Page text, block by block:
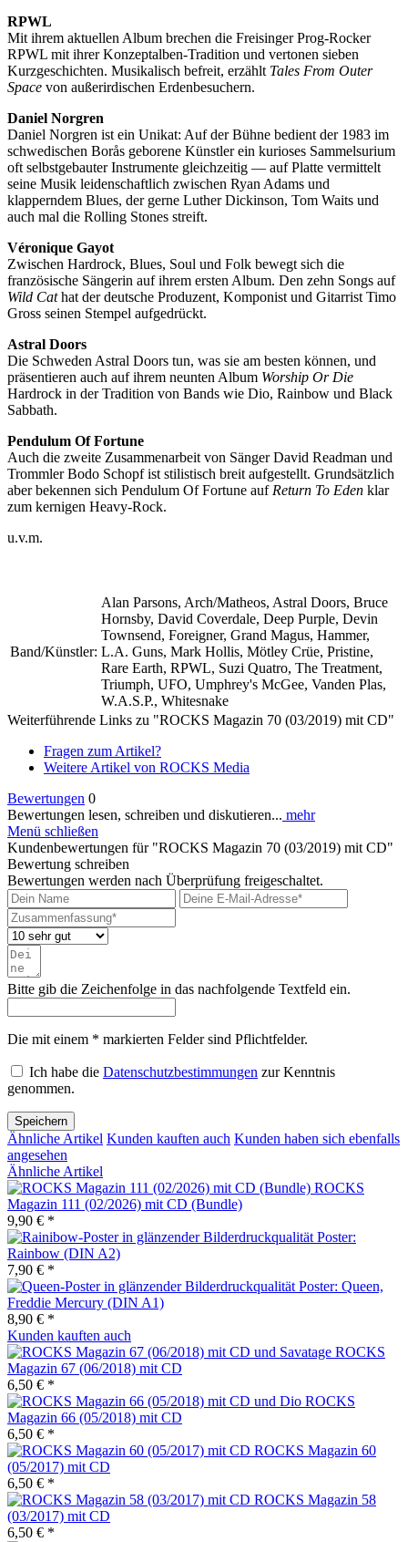
RPWL
Mit ihrem aktuellen Album brechen die Freisinger Prog-Rocker
RPWL mit ihrer Konzeptalben-Tradition und vertonen sieben
Kurzgeschichten. Musikalisch befreit, erzählt Tales From Outer
Space von außerirdischen Erdenbesuchern.
Daniel Norgren
Daniel Norgren ist ein Unikat: Auf der Bühne bedient der 1983 im
schwedischen Borås geborene Künstler ein kurioses Sammelsurium
oft selbstgebauter Instrumente gleichzeitig — auf Platte vermittelt
seine Musik leidenschaftlich zwischen Ryan Adams und
klapperndem Blues, der gerne Luther Dickinson, Tom Waits und
auch mal die Rolling Stones streift.
Véronique Gayot
Zwischen Hardrock, Blues, Soul und Folk bewegt sich die
französische Sängerin auf ihrem ersten Album. Den zehn Songs auf
Wild Cathat der deutsche Produzent, Komponist und Gitarrist Timo
Gross seinen Stempel aufgedrückt.
Astral Doors
Die Schweden Astral Doors tun, was sie am besten können, und
präsentieren auch auf ihrem neunten Album Worship Or Die
Hardrock in der Tradition von Bands wie Dio, Rainbow und Black
Sabbath.
Pendulum Of Fortune
Auch die zweite Zusammenarbeit von Sänger David Readman und
Trommler Bodo Schopf ist stilistisch breit aufgestellt. Grundsätzlich
aber bekennen sich Pendulum Of Fortune auf Return To Eden klar
zum kernigen Heavy-Rock.
u.v.m.
Band/Künstler:
Alan Parsons, Arch/Matheos, Astral Doors, Bruce
Hornsby, David Coverdale, Deep Purple, Devin
Townsend, Foreigner, Grand Magus, Hammer,
L.A. Guns, Mark Hollis, Mötley Crüe, Pristine,
Rare Earth, RPWL, Suzi Quatro, The Treatment,
Triumph, UFO, Umphrey's McGee, Vanden Plas,
W.A.S.P., Whitesnake
Weiterführende Links zu "ROCKS Magazin 70 (03/2019) mit CD"
Fragen zum Artikel?
Weitere Artikel von ROCKS Media
Bewertungen 0
Bewertungen lesen, schreiben und diskutieren... mehr
Menü schließen
Kundenbewertungen für "ROCKS Magazin 70 (03/2019) mit CD"
Bewertung schreiben
Bewertungen werden nach Überprüfung freigeschaltet.
Bitte gib die Zeichenfolge in das nachfolgende Textfeld ein.
Die mit einem * markierten Felder sind Pflichtfelder.
Ich habe die Datenschutzbestimmungen zur Kenntnis
genommen.
Speichern
Ähnliche Artikel Kunden kauften auch Kunden haben sich ebenfalls
angesehen
Ähnliche Artikel
ROCKS
Magazin 111 (02/2026) mit CD (Bundle)
9,90 € *
Poster:
Rainbow (DIN A2)
7,90 € *
Poster: Queen,
Freddie Mercury (DIN A1)
8,90 € *
Kunden kauften auch
ROCKS
Magazin 67 (06/2018) mit CD
6,50 € *
ROCKS
Magazin 66 (05/2018) mit CD
6,50 € *
ROCKS Magazin 60
(05/2017) mit CD
6,50 € *
ROCKS Magazin 58
(03/2017) mit CD
6,50 € *